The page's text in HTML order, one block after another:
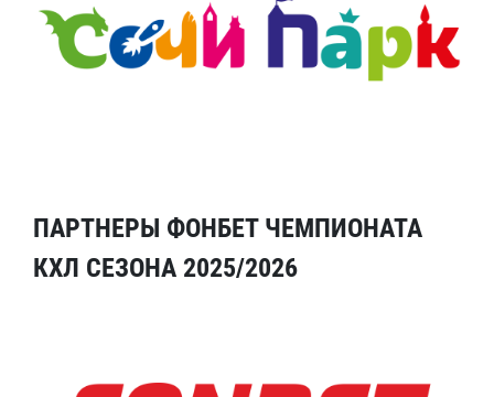
ПАРТНЕРЫ ФОНБЕТ ЧЕМПИОНАТА
КХЛ СЕЗОНА 2025/2026